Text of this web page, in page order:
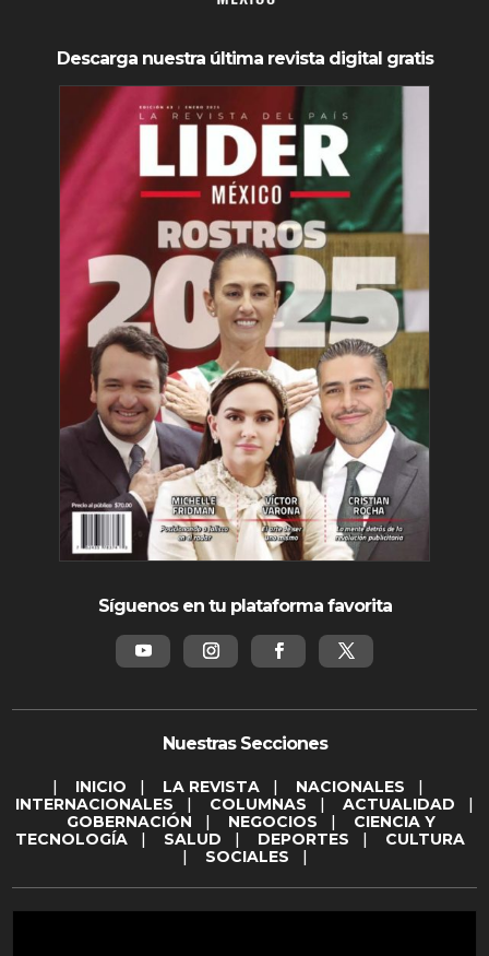
Descarga nuestra última revista digital gratis
Síguenos en tu plataforma favorita
Nuestras Secciones
| INICIO | LA REVISTA | NACIONALES |
INTERNACIONALES | COLUMNAS | ACTUALIDAD |
GOBERNACIÓN | NEGOCIOS | CIENCIA Y
TECNOLOGÍA | SALUD | DEPORTES | CULTURA
| SOCIALES |